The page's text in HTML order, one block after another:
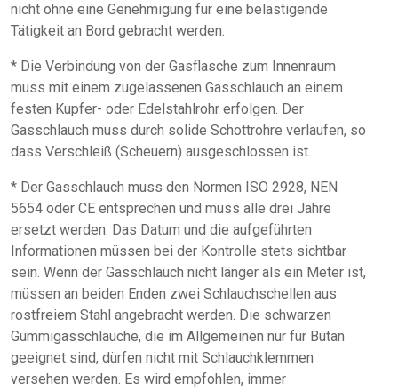
nicht ohne eine Genehmigung für eine belästigende
Tätigkeit an Bord gebracht werden.
* Die Verbindung von der Gasflasche zum Innenraum
muss mit einem zugelassenen Gasschlauch an einem
festen Kupfer- oder Edelstahlrohr erfolgen. Der
Gasschlauch muss durch solide Schottrohre verlaufen, so
dass Verschleiß (Scheuern) ausgeschlossen ist.
* Der Gasschlauch muss den Normen ISO 2928, NEN
5654 oder CE entsprechen und muss alle drei Jahre
ersetzt werden. Das Datum und die aufgeführten
Informationen müssen bei der Kontrolle stets sichtbar
sein. Wenn der Gasschlauch nicht länger als ein Meter ist,
müssen an beiden Enden zwei Schlauchschellen aus
rostfreiem Stahl angebracht werden. Die schwarzen
Gummigasschläuche, die im Allgemeinen nur für Butan
geeignet sind, dürfen nicht mit Schlauchklemmen
versehen werden. Es wird empfohlen, immer